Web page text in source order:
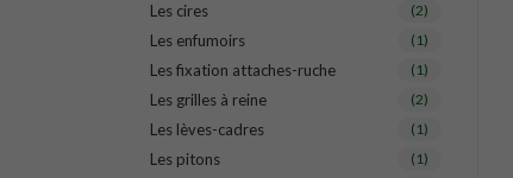
Les cires (2)
Les enfumoirs (1)
Les fixation attaches-ruche (1)
Les grilles à reine (2)
Les lèves-cadres (1)
Les pitons (1)